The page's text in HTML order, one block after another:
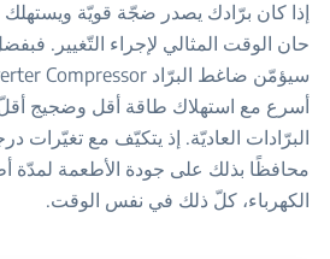
إذا كان برّادك يصدر ضجّة قويّة ويستهلك
حان الوقت المثالي لإجراء التّغيير.
أسرع مع استهلاك طاقة أقل وضجيج
البرّادات العاديّة. إذ يتكيّف مع تغيّرات
محافظًا بذلك على جودة الأطعمة لمدّة
الكهرباء، كلّ ذلك في نفس الوقت.